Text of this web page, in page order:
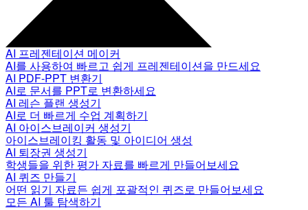
AI 프레젠테이션 메이커
AI를 사용하여 빠르고 쉽게 프레젠테이션을 만드세요
AI PDF-PPT 변환기
AI로 문서를 PPT로 변환하세요
AI 레슨 플랜 생성기
AI로 더 빠르게 수업 계획하기
AI 아이스브레이커 생성기
아이스브레이킹 활동 및 아이디어 생성
AI 퇴장권 생성기
학생들을 위한 평가 자료를 빠르게 만들어보세요
AI 퀴즈 만들기
어떤 읽기 자료든 쉽게 포괄적인 퀴즈로 만들어보세요
모든 AI 툴 탐색하기